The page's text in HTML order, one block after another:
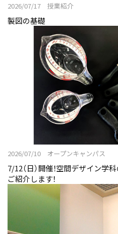
2026/07/17 授業紹介
製図の基礎
2026/07/10 オープンキャンパス
7/12（日）開催！空間デザイン学
ご紹介します！
教員紹介
卒業研究展2026
卒業制作展2025
令和6年度（2024年度）
ニュース&トピックス
空間デザイン学科NEWS
リビングデザインカフ
ニュース&トピックス：ア